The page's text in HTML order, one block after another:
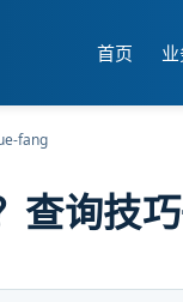
首页
fang
查询技